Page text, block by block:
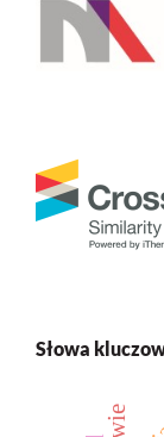
Słowa